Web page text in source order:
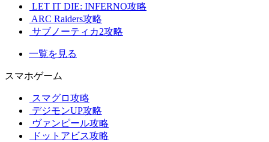
LET IT DIE: INFERNO攻略
ARC Raiders攻略
サブノーティカ2攻略
一覧を見る
スマホゲーム
スマグロ攻略
デジモンUP攻略
ヴァンピール攻略
ドットアビス攻略